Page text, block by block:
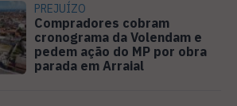
PREJUÍZO
Compradores cobram
cronograma da Volendam e
pedem ação do MP por obra
parada em Arraial